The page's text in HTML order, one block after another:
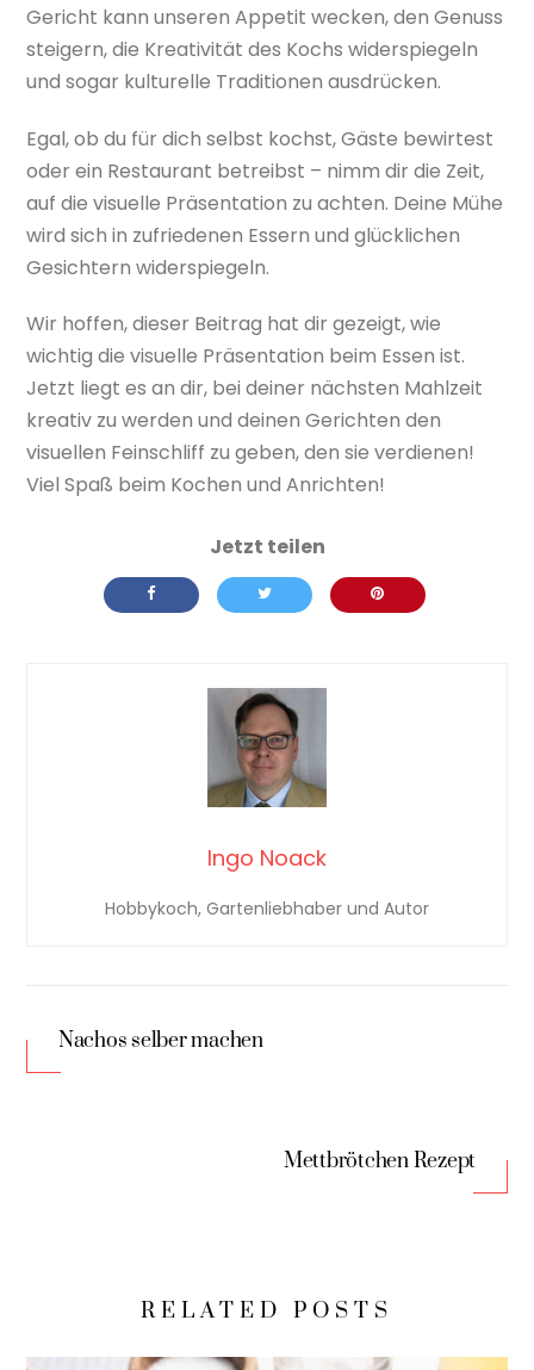
Gericht kann unseren Appetit wecken, den Genuss
steigern, die Kreativität des Kochs widerspiegeln
und sogar kulturelle Traditionen ausdrücken.
Egal, ob du für dich selbst kochst, Gäste bewirtest
oder ein Restaurant betreibst – nimm dir die Zeit,
auf die visuelle Präsentation zu achten. Deine Mühe
wird sich in zufriedenen Essern und glücklichen
Gesichtern widerspiegeln.
Wir hoffen, dieser Beitrag hat dir gezeigt, wie
wichtig die visuelle Präsentation beim Essen ist.
Jetzt liegt es an dir, bei deiner nächsten Mahlzeit
kreativ zu werden und deinen Gerichten den
visuellen Feinschliff zu geben, den sie verdienen!
Viel Spaß beim Kochen und Anrichten!
Ingo Noack
Hobbykoch, Gartenliebhaber und Autor
Nachos selber machen
Mettbrötchen Rezept
RELATED POSTS